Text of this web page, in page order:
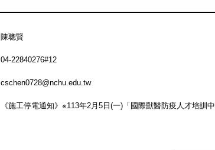
陳聰賢
04-22840276#12
cschen0728@nchu.edu.tw
《施工停電通知》※113年2月5日(一)「國際獸醫防疫人才培